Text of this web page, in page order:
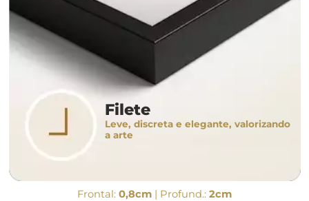
Filete
Leve, discreta e elegante, valorizando
a arte
Frontal: 0,8cm | Profund.: 2cm